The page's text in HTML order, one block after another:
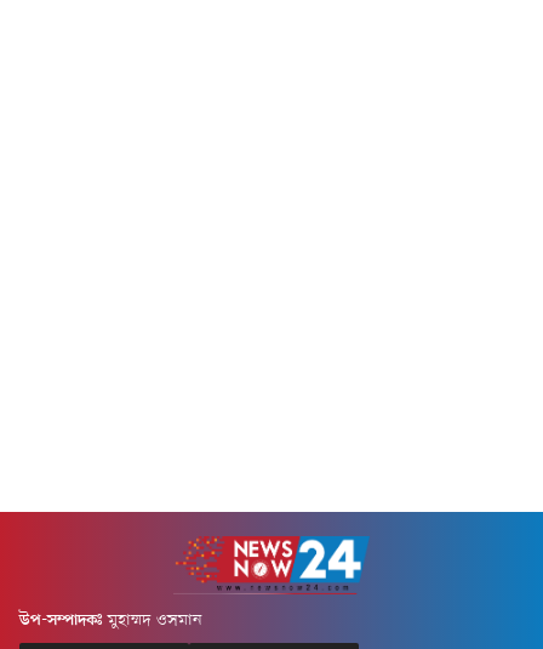
উপ-সম্পাদকঃ মুহাম্মদ ওসমান